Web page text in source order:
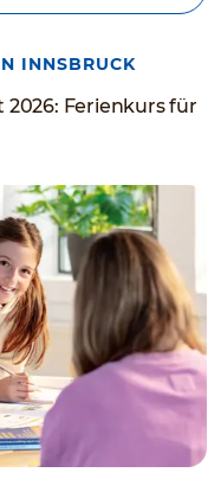
INNSBRUCK
Ferienkurs für